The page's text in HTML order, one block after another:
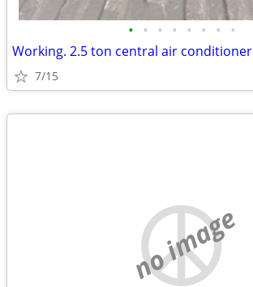
• • • • • • • •
Working. 2.5 ton central air conditioner
7/15
no image